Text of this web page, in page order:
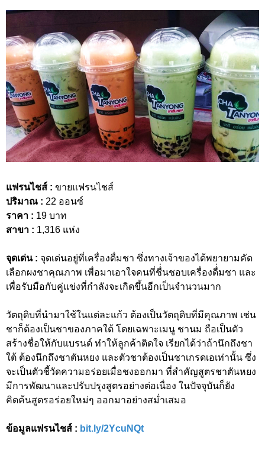
แฟรนไชส์ : ขายแฟรนไชส์
ปริมาณ : 22 ออนซ์
ราคา : 19 บาท
สาขา : 1,316 แห่ง
จุดเด่น : จุดเด่นอยู่ที่เครื่องดื่มชา ซึ่งทางเจ้าของได้พยายามคัด
เลือกผงชาคุณภาพ เพื่อมาเอาใจคนที่ชื่่นชอบเครื่องดื่่มชา และ
เพื่อรับมือกับคู่แข่งที่กำลังจะเกิดขึ้นอีกเป็นจำนวนมาก
วัตถุดิบที่นำมาใช้ในแต่ละแก้ว ต้องเป็นวัตถุดิบที่มีคุณภาพ เช่น
ชาก็ต้องเป็นชาของภาคใต้ โดยเฉพาะเมนู ชานม ถือเป็นตัว
สร้างชื่อให้กับแบรนด์ ทำให้ลูกค้าติดใจ เรียกได้ว่าถ้านึกถึงชา
ใต้ ต้องนึกถึงชาตันหยง และตัวชาต้องเป็นชาเกรดเอเท่านั้น ซึ่ง
จะเป็นตัวชี้วัดความอร่อยเมื่อชงออกมา ที่สำคัญสูตรชาตันหยง
มีการพัฒนาและปรับปรุงสูตรอย่างต่อเนื่อง ในปัจจุบันก็ยัง
คิดค้นสูตรอร่อยใหม่ๆ ออกมาอย่างสม่ำเสมอ
ข้อมูลแฟรนไชส์ : bit.ly/2YcuNQt